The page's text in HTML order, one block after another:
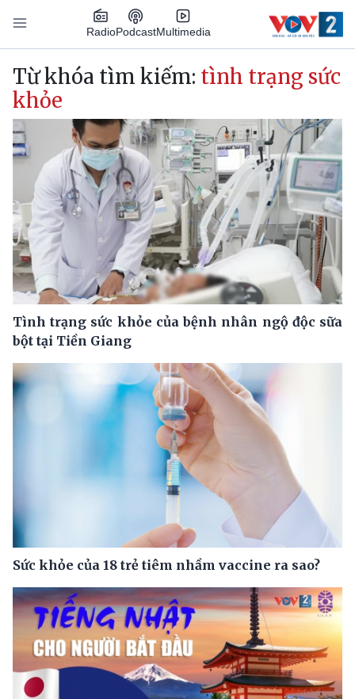
Nhảy đến nội dung
RadioPodcastMultimedia
Main navigation
Từ khóa tìm kiếm: tình trạng sức
khỏe
Tình trạng sức khỏe của bệnh nhân ngộ độc sữa
bột tại Tiền Giang
Sức khỏe của 18 trẻ tiêm nhầm vaccine ra sao?